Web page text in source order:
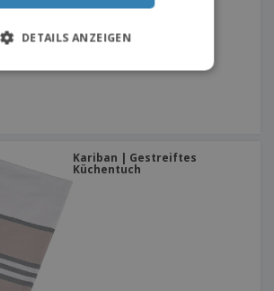
Kariban | Gestreiftes
Küchentuch
DETAILS ANZEIGEN